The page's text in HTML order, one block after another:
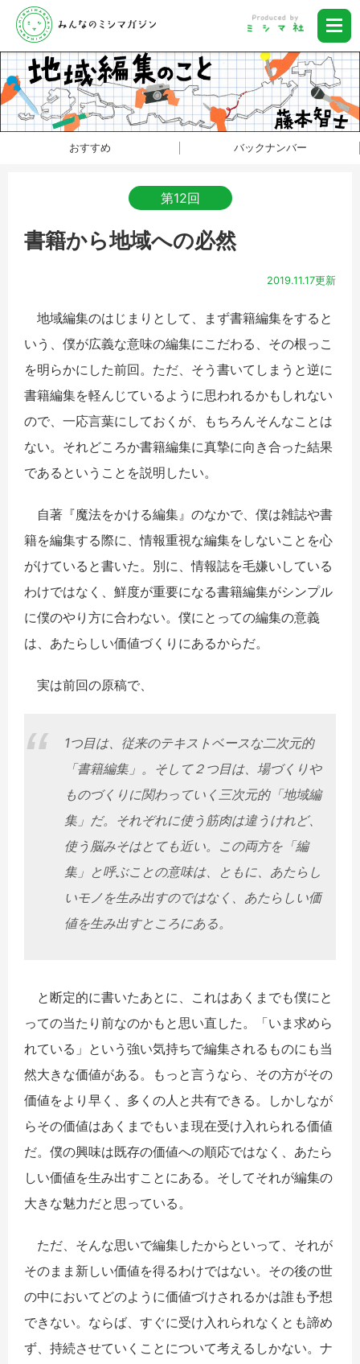
おすすめ バックナンバー
第12回
書籍から地域への必然
2019.11.17更新
地域編集のはじまりとして、まず書籍編集をすると
いう、僕が広義な意味の編集にこだわる、その根っこ
を明らかにした前回。ただ、そう書いてしまうと逆に
書籍編集を軽んじているように思われるかもしれない
ので、一応言葉にしておくが、もちろんそんなことは
ない。それどころか書籍編集に真摯に向き合った結果
であるということを説明したい。
自著『魔法をかける編集』のなかで、僕は雑誌や書
籍を編集する際に、情報重視な編集をしないことを心
がけていると書いた。別に、情報誌を毛嫌いしている
わけではなく、鮮度が重要になる書籍編集がシンプル
に僕のやり方に合わない。僕にとっての編集の意義
は、あたらしい価値づくりにあるからだ。
実は前回の原稿で、
1つ目は、従来のテキストベースな二次元的
「書籍編集」。そして２つ目は、場づくりや
ものづくりに関わっていく三次元的「地域編
集」だ。それぞれに使う筋肉は違うけれど、
使う脳みそはとても近い。この両方を「編
集」と呼ぶことの意味は、ともに、あたらし
いモノを生み出すのではなく、あたらしい価
値を生み出すところにある。
と断定的に書いたあとに、これはあくまでも僕にと
っての当たり前なのかもと思い直した。「いま求めら
れている」という強い気持ちで編集されるものにも当
然大きな価値がある。もっと言うなら、その方がその
価値をより早く、多くの人と共有できる。しかしなが
らその価値はあくまでもいま現在受け入れられる価値
だ。僕の興味は既存の価値への順応ではなく、あたら
しい価値を生み出すことにある。そしてそれが編集の
大きな魅力だと思っている。
ただ、そんな思いで編集したからといって、それが
そのまま新しい価値を得るわけではない。その後の世
の中においてどのように価値づけされるかは誰も予想
できない。ならば、すぐに受け入れられなくとも諦め
ず、持続させていくことについて考えるしかない。ナ